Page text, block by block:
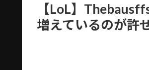
【LoL】
増えているのが許